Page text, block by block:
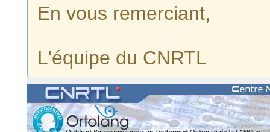
En vous remerciant,
L'équipe du CNRTL